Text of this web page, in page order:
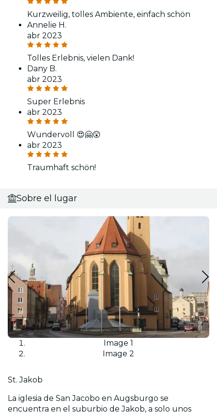
Kurzweilig, tolles Ambiente, einfach schön
Annelie H.
abr 2023
Tolles Erlebnis, vielen Dank!
Dany B.
abr 2023
Super Erlebnis
abr 2023
Wundervoll 😍🤗😲
abr 2023
Traumhaft schön!
Sobre el lugar
Image 1
Image 2
St. Jakob
La iglesia de San Jacobo en Augsburgo se
encuentra en el suburbio de Jakob, a solo unos